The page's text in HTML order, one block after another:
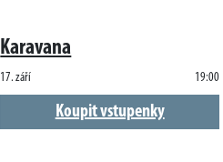
Karavana
17. září 19:00
Koupit vstupenky